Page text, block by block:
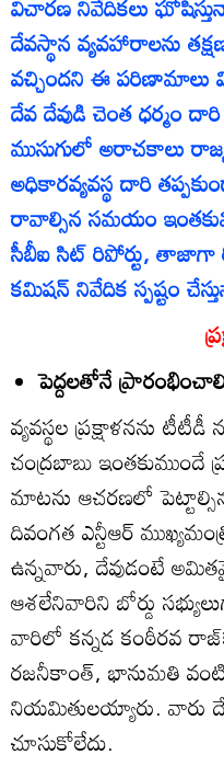
దేవస్థాన వ్యవహారాలను
వచ్చిందని ఈ పరిణామాలు
దేవ దేవుడి చెంత ధర్మం
ముసుగులో అరాచకాలు
అధికారవ్యవస్థ దారి
రావాల్సిన సమయం
సీబీఐ సిట్‌ రిపోర్టు, తాజాగా
కమిషన్‌ నివేదిక స్పష్టం
పెద్దలతోనే
వ్యవస్థల ప్రక్షాళనను
చంద్రబాబు ఇంతకుముందే
మాటను ఆచరణలో
దివంగత ఎన్టీఆర్‌
ఉన్నవారు, దేవుడంటే
ఆశలేనివారిని బోర్డు
వారిలో కన్నడ కంఠీరవ
రజనీకాంత్‌, భానుమతి
నియమితులయ్యారు. వారు
చూసుకోలేదు.